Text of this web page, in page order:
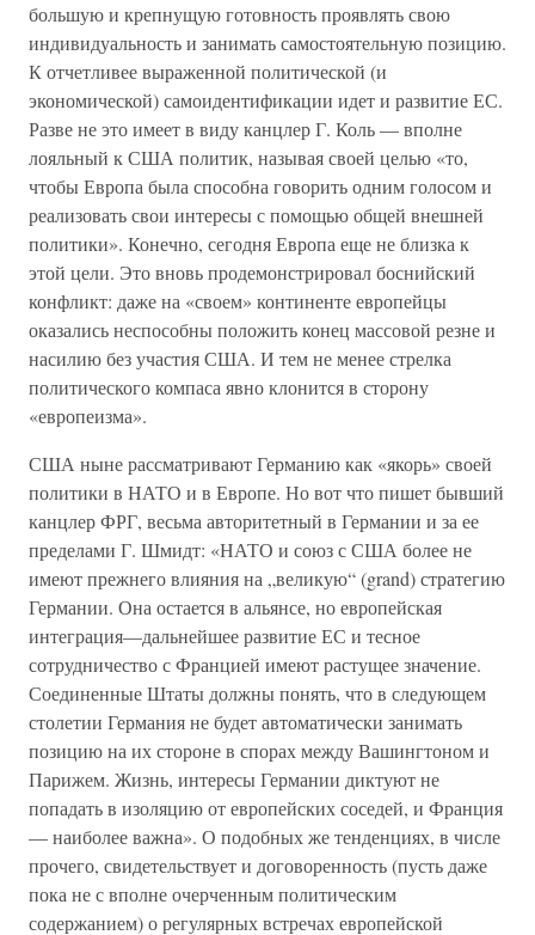
большую и крепнущую готовность проявлять свою
индивидуальность и занимать самостоятельную позицию.
К отчетливее выраженной политической (и
экономической) самоидентификации идет и развитие ЕС.
Разве не это имеет в виду канцлер Г. Коль — вполне
лояльный к США политик, называя своей целью «то,
чтобы Европа была способна говорить одним голосом и
реализовать свои интересы с помощью общей внешней
политики». Конечно, сегодня Европа еще не близка к
этой цели. Это вновь продемонстрировал боснийский
конфликт: даже на «своем» континенте европейцы
оказались неспособны положить конец массовой резне и
насилию без участия США. И тем не менее стрелка
политического компаса явно клонится в сторону
«европеизма».
США ныне рассматривают Германию как «якорь» своей
политики в НАТО и в Европе. Но вот что пишет бывший
канцлер ФРГ, весьма авторитетный в Германии и за ее
пределами Г. Шмидт: «НАТО и союз с США более не
имеют прежнего влияния на „великую“ (grand) стратегию
Германии. Она остается в альянсе, но европейская
интеграция—дальнейшее развитие ЕС и тесное
сотрудничество с Францией имеют растущее значение.
Соединенные Штаты должны понять, что в следующем
столетии Германия не будет автоматически занимать
позицию на их стороне в спорах между Вашингтоном и
Парижем. Жизнь, интересы Германии диктуют не
попадать в изоляцию от европейских соседей, и Франция
— наиболее важна». О подобных же тенденциях, в числе
прочего, свидетельствует и договоренность (пусть даже
пока не с вполне очерченным политическим
содержанием) о регулярных встречах европейской